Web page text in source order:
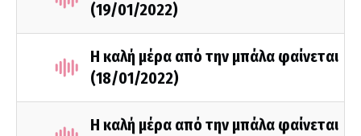
(19/01/2022)
Η καλή μέρα από την μπάλα φαίνεται
(18/01/2022)
Η καλή μέρα από την μπάλα φαίνεται